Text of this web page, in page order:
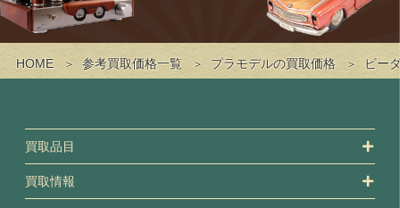
HOME 参考買取価格一覧 プラモデルの買取価格 ビー
買取品目
買取情報